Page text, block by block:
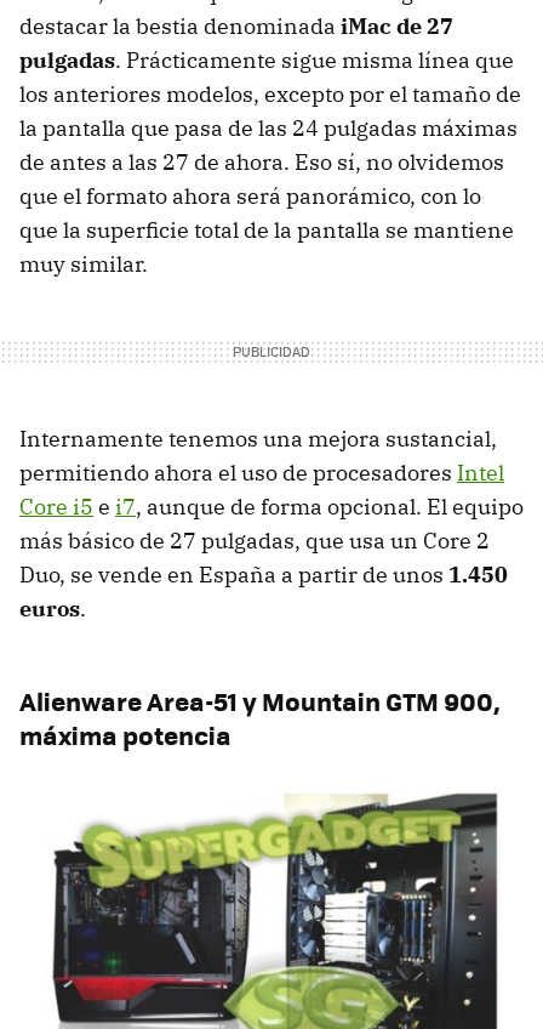
destacar la bestia denominada iMac de 27
pulgadas. Prácticamente sigue misma línea que
los anteriores modelos, excepto por el tamaño de
la pantalla que pasa de las 24 pulgadas máximas
de antes a las 27 de ahora. Eso sí, no olvidemos
que el formato ahora será panorámico, con lo
que la superficie total de la pantalla se mantiene
muy similar.
Internamente tenemos una mejora sustancial,
permitiendo ahora el uso de procesadores Intel
Core i5 e i7, aunque de forma opcional. El equipo
más básico de 27 pulgadas, que usa un Core 2
Duo, se vende en España a partir de unos 1.450
euros.
Alienware Area-51 y MountainGTM900,
máxima potencia